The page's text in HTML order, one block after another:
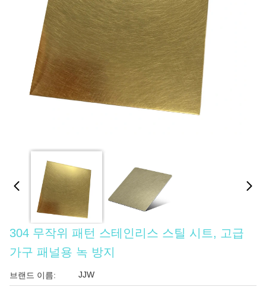
304 무작위 패턴 스테인리스 스틸 시트, 고급
가구 패널용 녹 방지
브랜드 이름: JJW